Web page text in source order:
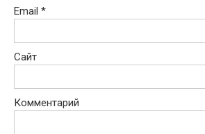
Email *
Сайт
Комментарий